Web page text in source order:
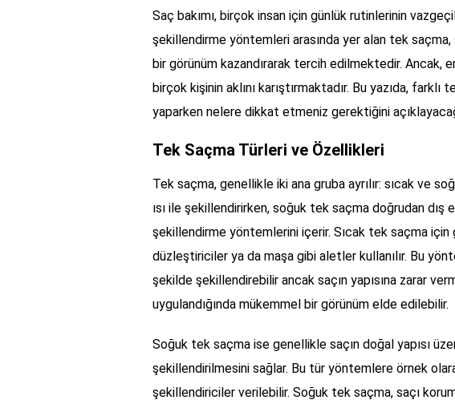
Saç bakımı, birçok insan için günlük rutinlerinin
şekillendirme yöntemleri arasında yer alan tek
bir görünüm kazandırarak tercih edilmektedir. Ancak,
birçok kişinin aklını karıştırmaktadır. Bu yazıda,
yaparken nelere dikkat etmeniz gerektiğini
Tek Saçma Türleri ve Özellikleri
Tek saçma, genellikle iki ana gruba ayrılır: sıcak ve
ısı ile şekillendirirken, soğuk tek saçma doğrudan dış
şekillendirme yöntemlerini içerir. Sıcak tek saçma
düzleştiriciler ya da maşa gibi aletler kullanılır. Bu
şekilde şekillendirebilir ancak saçın yapısına zarar
uygulandığında mükemmel bir görünüm elde edilebilir.
Soğuk tek saçma ise genellikle saçın doğal yapısı
şekillendirilmesini sağlar. Bu tür yöntemlere örnek
şekillendiriciler verilebilir. Soğuk tek saçma, saçı